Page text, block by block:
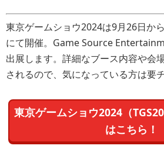
東京ゲームショウ2024は9月26日か
にて開催。Game Source
出展します。詳細なブース内容や会
されるので、気になっている方は要
東京ゲームショウ2024（
はこちら！